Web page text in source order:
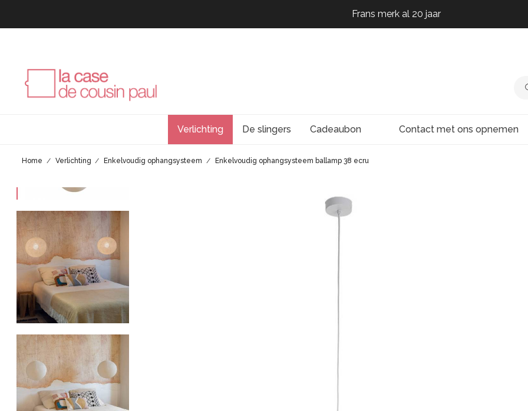
Frans merk al 20 jaar
Frans merk al 20 jaar
Verlichting De slingers Cadeaubon Contact met ons opnemen
Home Verlichting Enkelvoudig ophangsysteem Enkelvoudig ophangsysteem ballamp 38 ecru